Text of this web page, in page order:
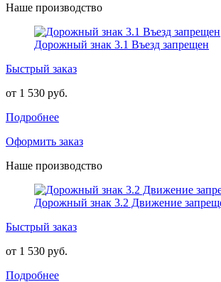
Наше производство
Дорожный знак 3.1 Въезд запрещен
Быстрый заказ
от 1 530 руб.
Подробнее
Оформить заказ
Наше производство
Дорожный знак 3.2 Движение
Быстрый заказ
от 1 530 руб.
Подробнее